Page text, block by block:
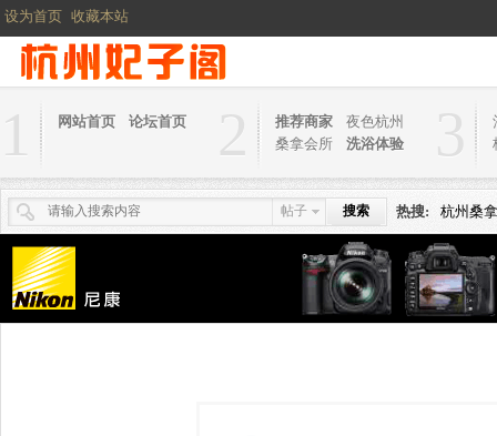
设为首页 收藏本站
1 网站首页 论坛首页 2 推荐商家
夜色杭州
桑拿会所
洗浴体验 3
帖子 搜索 热搜: 杭州桑